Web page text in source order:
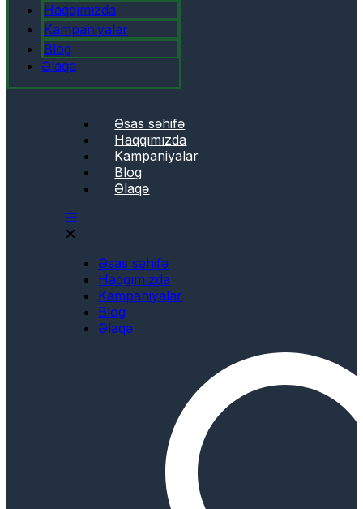
Haqqımızda
Kampaniyalar
Blog
Əlaqə
Əsas səhifə
Haqqımızda
Kampaniyalar
Blog
Əlaqə
Əsas səhifə
Haqqımızda
Kampaniyalar
Blog
Əlaqə